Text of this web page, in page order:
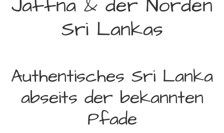
Jaffna & der Norden
Sri Lankas
Authentisches Sri Lanka
abseits der bekannten
Pfade